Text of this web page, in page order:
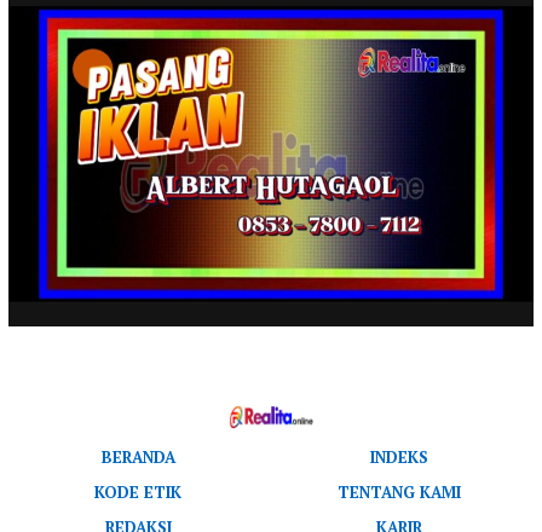
BERANDA
INDEKS
KODE ETIK
TENTANG KAMI
REDAKSI
KARIR